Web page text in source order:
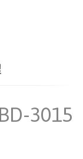
3015